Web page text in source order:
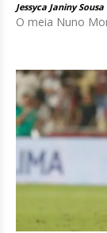
Jessyca Janiny Sousa
O meia Nuno